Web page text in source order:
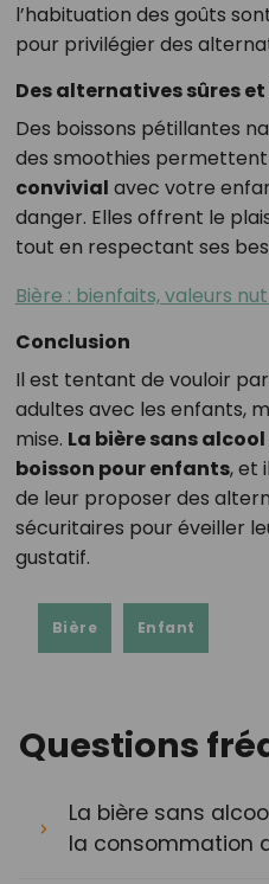
l’habituation des goûts
pour privilégier des
Des alternatives sûres
Des boissons pétillantes
des smoothies
convivial avec votre
danger. Elles offrent le
tout en respectant ses
Bière : bienfaits, valeurs
Conclusion
Il est tentant de vouloir
adultes avec les enfants,
mise. La bière sans
boisson pour enfants, et
de leur proposer des
sécuritaires pour éveiller
gustatif.
Bière Enfant
Questions
La bière sans
la consommation